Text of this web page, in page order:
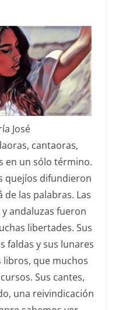
José
cantaoras,
en un sólo término.
quejíos difundieron
las palabras. Las
andaluzas fueron
libertades. Sus
faldas y sus lunares
que muchos
Sus cantes,
una reivindicación